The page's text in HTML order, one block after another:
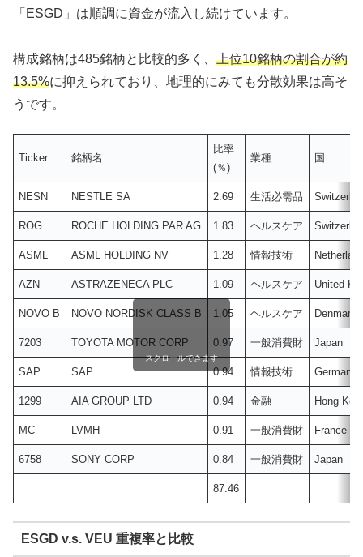
「ESGD」は順調に資金が流入し続けています。
構成銘柄は485銘柄と比較的多く、 上位10銘柄の割合が約
13.5%に抑えられており、地理的にみても分散効果は高そ
うです。
Ticker 銘柄名
比率
(％)
業種 国
NESN NESTLE SA 2.69 生活必需品
ROG ROCHE HOLDING PAR AG 1.83 ヘルスケア
ASML ASML HOLDING NV 1.28 情報技術
AZN ASTRAZENECA PLC 1.09 ヘルスケア United
NOVO B NOVO NORDISK CLASS B 1.05 ヘルスケア Denmark
7203 TOYOTA MOTOR CORP 0.97 一般消費財 Japan
SAP SAP 0.94 情報技術 Germany
1299 AIA GROUP LTD 0.94 金融 Hong
MC LVMH 0.91 一般消費財 France
6758 SONY CORP 0.84 一般消費財 Japan
87.46
スクロールできます
ESGD v.s. VEU 重複率と比較